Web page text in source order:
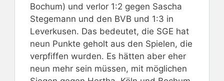
Bochum) und verlor 1:2 gegen Sascha
Stegemann und den BVB und 1:3 in
Leverkusen. Das bedeutet, die SGE hat
neun Punkte geholt aus den Spielen, die
verpfiffen wurden. Es hätten aber eher
neun mehr sein müssen, mit möglichen